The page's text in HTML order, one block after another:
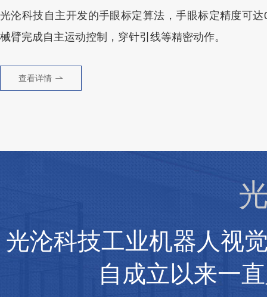
光沦科技自主开发的手眼标定算法，手眼标定精度可
械臂完成自主运动控制，穿针引线等精密动作。
查看详情
光沦科技工业机器人视
自成立以来一